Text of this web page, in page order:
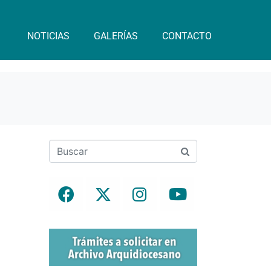
NOTICIAS GALERÍAS CONTACTO